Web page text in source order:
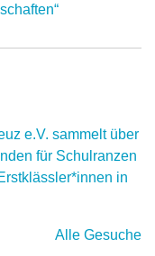
e.V. sammelt über
für Schulranzen
in
Alle Gesuche